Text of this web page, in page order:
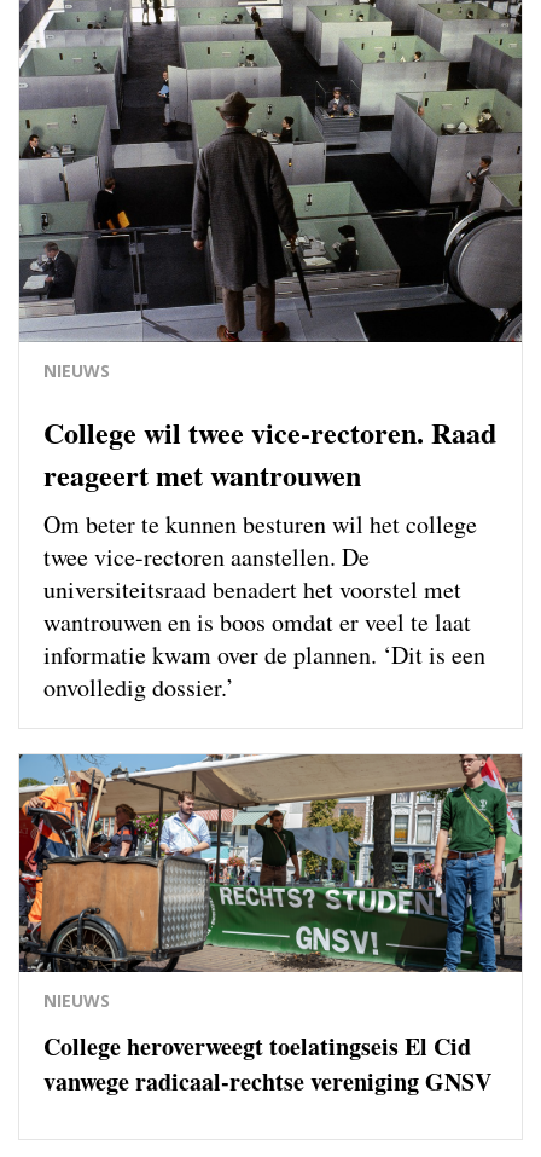
NIEUWS
College wil twee vice-rectoren. Raad
reageert met wantrouwen
Om beter te kunnen besturen wil het college
twee vice-rectoren aanstellen. De
universiteitsraad benadert het voorstel met
wantrouwen en is boos omdat er veel te laat
informatie kwam over de plannen. ‘Dit is een
onvolledig dossier.’
NIEUWS
College heroverweegt toelatingseis El Cid
vanwege radicaal-rechtse vereniging GNSV